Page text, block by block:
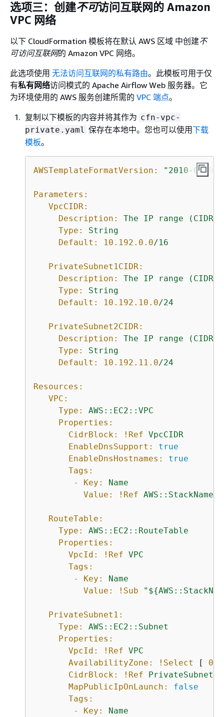
选项三：创建不可访问互联网的 Amazon
VPC 网络
以下 CloudFormation 模板将在默认 AWS 区域 中创建不
可访问互联网的 Amazon VPC 网络。
此选项使用 无法访问互联网的私有路由。此模板可用于仅
有私有网络访问模式的 Apache Airflow Web 服务器。它
为环境使用的 AWS 服务创建所需的 VPC 端点。
复制以下模板的内容并将其作为 cfn-vpc-
private.yaml 保存在本地中。您也可以使用下载
模板。
AWSTemplateFormatVersion: "2010-09-09"
Parameters:
VpcCIDR:
Description:
The IP range (CIDR
Type:
String
Default:
10.192 .0 .0/16
PrivateSubnet1CIDR:
Description:
The IP range (CIDR
Type:
String
Default:
10.192 .10 .0/24
PrivateSubnet2CIDR:
Description:
The IP range (CIDR
Type:
String
Default:
10.192 .11 .0/24
Resources:
VPC:
Type:
AWS::EC2::VPC
Properties:
CidrBlock:
!Ref VpcCIDR
EnableDnsSupport:
true
EnableDnsHostnames:
true
Tags:
-
Key:
Name
Value:
!Ref AWS::StackName
RouteTable:
Type:
AWS::EC2::RouteTable
Properties:
VpcId:
!Ref VPC
Tags:
-
Key:
Name
Value:
!Sub "${
PrivateSubnet1:
Type:
AWS::EC2::Subnet
Properties:
VpcId:
!Ref VPC
AvailabilityZone:
!Select [ 0
CidrBlock:
!Ref
MapPublicIpOnLaunch:
false
Tags:
-
Key: Name